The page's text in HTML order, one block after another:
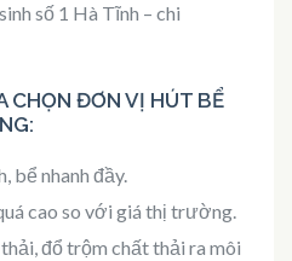
số 1 Hà Tĩnh – chi
CHỌN ĐƠN VỊ HÚT BỂ
bể nhanh đầy.
cao so với giá thị trường.
đổ trộm chất thải ra môi